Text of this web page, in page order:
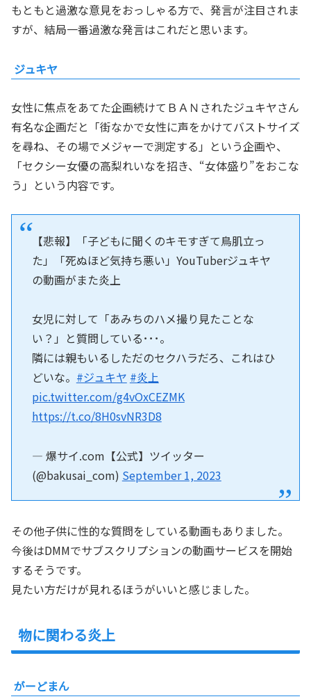
もともと過激な意見をおっしゃる方で、発言が注目されま
すが、結局一番過激な発言はこれだと思います。
ジュキヤ
女性に焦点をあてた企画続けてＢＡＮされたジュキヤさん
有名な企画だと「街なかで女性に声をかけてバストサイズ
を尋ね、その場でメジャーで測定する」という企画や、
「セクシー女優の高梨れいなを招き、“女体盛り”をおこな
う」という内容です。
【悲報】「子どもに聞くのキモすぎて鳥肌立っ
た」「死ぬほど気持ち悪い」YouTuberジュキヤ
の動画がまた炎上
女児に対して「あみちのハメ撮り見たことな
い？」と質問している･･･。
隣には親もいるしただのセクハラだろ、これはひ
どいな。 #ジュキヤ #炎上
pic.twitter.com/g4vOxCEZMK
https://t.co/8H0svNR3D8
— 爆サイ.com【公式】ツイッター
(@bakusai_com) September 1, 2023
その他子供に性的な質問をしている動画もありました。
今後はDMMでサブスクリプションの動画サービスを開始
するそうです。
見たい方だけが見れるほうがいいと感じました。
物に関わる炎上
がーどまん